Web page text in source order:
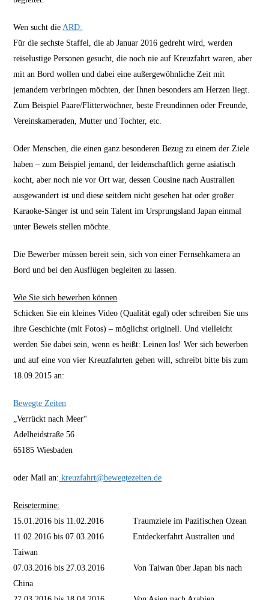
Wen sucht dieARD:
Für die sechste Staffel, die ab Januar 2016 gedreht wird, werden
reiselustige Personen gesucht, die noch nie auf Kreuzfahrt waren, aber
mit an Bord wollen und dabei eine außergewöhnliche Zeit mit
jemandem verbringen möchten, der Ihnen besonders am Herzen liegt.
Zum Beispiel Paare/Flitterwöchner, beste Freundinnen oder Freunde,
Vereinskameraden, Mutter und Tochter, etc.
Oder Menschen, die einen ganz besonderen Bezug zu einem der Ziele
haben – zum Beispiel jemand, der leidenschaftlich gerne asiatisch
kocht, aber noch nie vor Ort war, dessen Cousine nach Australien
ausgewandert ist und diese seitdem nicht gesehen hat oder großer
Karaoke-Sänger ist und sein Talent im Ursprungsland Japan einmal
unter Beweis stellen möchte.
Die Bewerber müssen bereit sein, sich von einer Fernsehkamera an
Bord und bei den Ausflügen begleiten zu lassen.
Wie Sie sich bewerben können
Schicken Sie ein kleines Video (Qualität egal) oder schreiben Sie uns
ihre Geschichte (mit Fotos) – möglichst originell. Und vielleicht
werden Sie dabei sein, wenn es heißt: Leinen los! Wer sich bewerben
und auf eine von vier Kreuzfahrten gehen will, schreibt bitte bis zum
18.09.2015 an:
Bewegte Zeiten
„Verrückt nach Meer“
Adelheidstraße 56
65185 Wiesbaden
oder Mail an: kreuzfahrt@bewegtezeiten.de
Reisetermine:
15.01.2016 bis 11.02.2016 Traumziele im Pazifischen Ozean
11.02.2016 bis 07.03.2016 Entdeckerfahrt Australien und
Taiwan
07.03.2016 bis 27.03.2016 Von Taiwan über Japan bis nach
China